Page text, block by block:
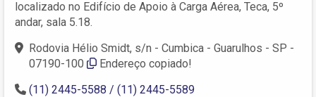
localizado no Edifício de Apoio à Carga Aérea, Teca, 5º
andar, sala 5.18.
Rodovia Hélio Smidt, s/n - Cumbica - Guarulhos - SP -
07190-100
Endereço copiado!
(11) 2445-5588 / (11) 2445-5589